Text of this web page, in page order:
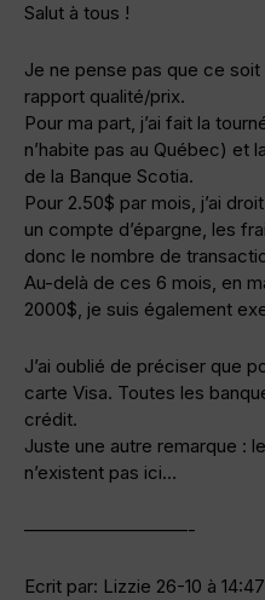
Salut à tous !
Je ne pense pas que ce
rapport qualité/prix.
Pour ma part, j’ai fait la
n’habite pas au Québec) et
de la Banque Scotia.
Pour 2.50$ par mois, j’ai
un compte d’épargne, les
donc le nombre de
Au-delà de ces 6 mois, en
2000$, je suis également
J’ai oublié de préciser que
carte Visa. Toutes les
crédit.
Juste une autre remarque :
n’existent pas ici…
—————————-
Ecrit par: Lizzie 26-10 à 14:47